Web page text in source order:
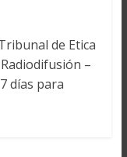
de Etica
–
días para